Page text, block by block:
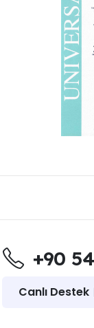
+90
Canlı Destek